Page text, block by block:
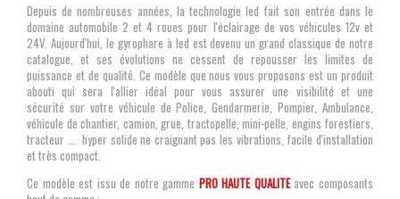
Depuis de nombreuses années, la technologie led fait son entrée dans le
domaine automobile 2 et 4 roues pour l'éclairage de vos véhicules 12v et
24V. Aujourd'hui, le gyrophare à led est devenu un grand classique de notre
catalogue, et ses évolutions ne cessent de repousser les limites de
puissance et de qualité. Ce modèle que nous vous proposons est un produit
abouti qui sera l'allier idéal pour vous assurer une visibilité et une
sécurité sur votre véhicule de Police, Gendarmerie, Pompier, Ambulance,
véhicule de chantier, camion, grue, tractopelle, mini-pelle, engins forestiers,
tracteur ... hyper solide ne craignant pas les vibrations, facile d'installation
et très compact.
Ce modèle est issu de notre gamme PRO HAUTE QUALITE avec composants